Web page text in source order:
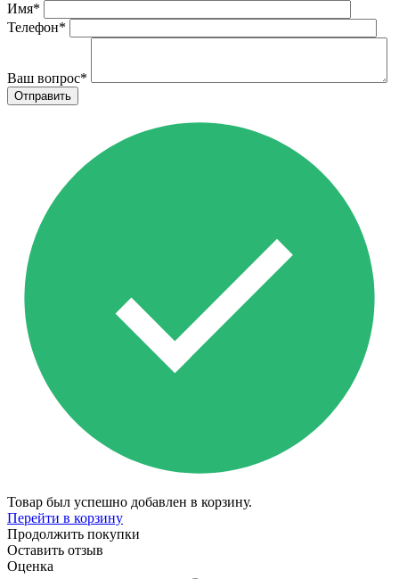
Имя*
Телефон*
Ваш вопрос*
Товар был успешно добавлен в корзину.
Перейти в корзину
Продолжить покупки
Оставить отзыв
Оценка